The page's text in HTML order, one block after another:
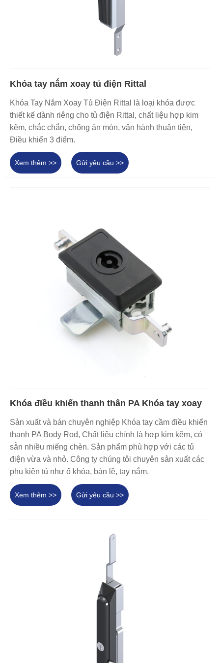
Khóa tay nắm xoay tủ điện Rittal
Khóa Tay Nắm Xoay Tủ Điện Rittal là loại khóa được
thiết kế dành riêng cho tủ điện Rittal, chất liệu hợp kim
kẽm, chắc chắn, chống ăn mòn, vận hành thuận tiện,
Điều khiển 3 điểm.
Xem thêm >> Gửi yêu cầu >>
Khóa điều khiển thanh thân PA Khóa tay xoay
Sản xuất và bán chuyên nghiệp Khóa tay cầm điều khiển
thanh PA Body Rod, Chất liệu chính là hợp kim kẽm, có
sẵn nhiều miếng chèn. Sản phẩm phù hợp với các tủ
điện vừa và nhỏ. Công ty chúng tôi chuyên sản xuất các
phụ kiện tủ như ổ khóa, bản lề, tay nắm.
Xem thêm >> Gửi yêu cầu >>